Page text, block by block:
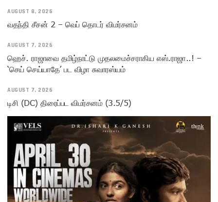
AUGUST 8, 2026
வதந்தி சீசன் 2 – வெப் தொடர் விமர்சனம்
AUGUST 7, 2026
ஹெச். ராஜாவை தமிழ்நாட்டு முதலமைச்சராகிய எஸ்.ராஜா..! –
‘செய் செய்யாதே’ பட விழா சுவாரஸ்யம்
AUGUST 7, 2026
டிசி (DC) திரைப்பட விமர்சனம் (3.5/5)